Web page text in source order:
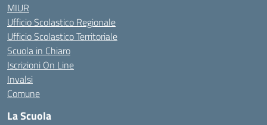
MIUR
Ufficio Scolastico Regionale
Ufficio Scolastico Territoriale
Scuola in Chiaro
Iscrizioni On Line
Invalsi
Comune
La Scuola